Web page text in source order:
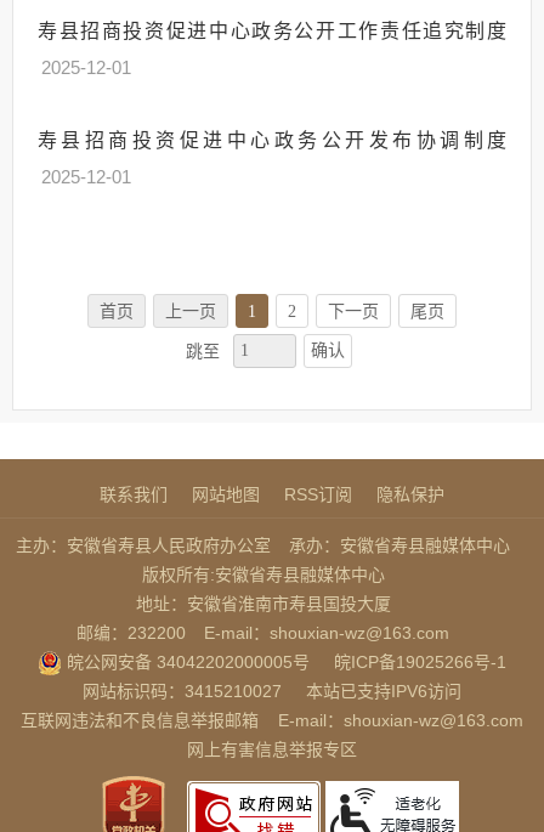
寿县招商投资促进中心政务公开工作责任追究制度
2025-12-01
寿县招商投资促进中心政务公开发布协调制度
2025-12-01
首页 上一页 1 2 下一页 尾页
跳至 确认
联系我们 网站地图 RSS订阅 隐私保护
主办：安徽省寿县人民政府办公室
承办：安徽省寿县融媒体中心
版权所有:安徽省寿县融媒体中心
地址：安徽省淮南市寿县国投大厦
邮编：232200
E-mail：shouxian-wz@163.com
皖公网安备 34042202000005号
皖ICP备19025266号-1
网站标识码：3415210027
本站已支持IPV6访问
互联网违法和不良信息举报邮箱
E-mail：shouxian-wz@163.com
网上有害信息举报专区